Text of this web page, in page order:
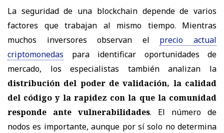
La seguridad de una blockchain depende de varios
factores que trabajan al mismo tiempo. Mientras
muchos inversores observan el precio actual
criptomonedas para identificar oportunidades de
mercado, los especialistas también analizan la
distribución del poder de validación, la calidad
del código y la rapidez con la que la comunidad
responde ante vulnerabilidades. El número de
nodos es importante, aunque por sí solo no determina